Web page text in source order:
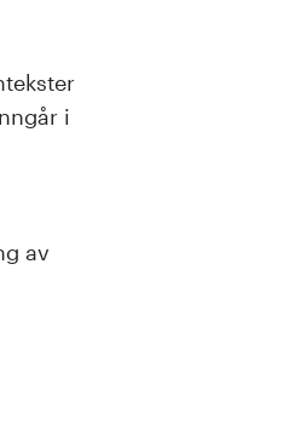
i
av